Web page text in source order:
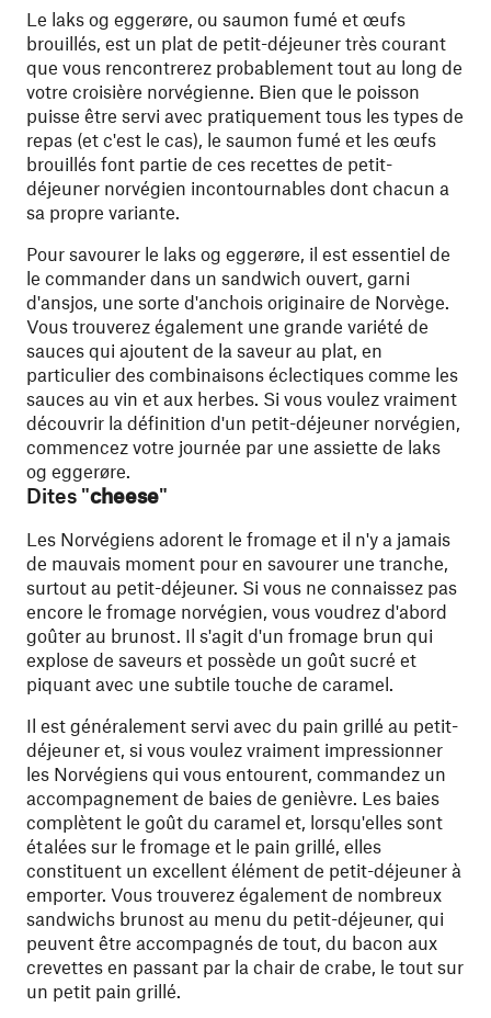
Le laks og eggerøre, ou saumon fumé et œufs
brouillés, est un plat de petit-déjeuner très courant
que vous rencontrerez probablement tout au long de
votre croisière norvégienne. Bien que le poisson
puisse être servi avec pratiquement tous les types de
repas (et c'est le cas), le saumon fumé et les œufs
brouillés font partie de ces recettes de petit-
déjeuner norvégien incontournables dont chacun a
sa propre variante.
Pour savourer le laks og eggerøre, il est essentiel de
le commander dans un sandwich ouvert, garni
d'ansjos, une sorte d'anchois originaire de Norvège.
Vous trouverez également une grande variété de
sauces qui ajoutent de la saveur au plat, en
particulier des combinaisons éclectiques comme les
sauces au vin et aux herbes. Si vous voulez vraiment
découvrir la définition d'un petit-déjeuner norvégien,
commencez votre journée par une assiette de laks
og eggerøre.
Dites "cheese"
Les Norvégiens adorent le fromage et il n'y a jamais
de mauvais moment pour en savourer une tranche,
surtout au petit-déjeuner. Si vous ne connaissez pas
encore le fromage norvégien, vous voudrez d'abord
goûter au brunost. Il s'agit d'un fromage brun qui
explose de saveurs et possède un goût sucré et
piquant avec une subtile touche de caramel.
Il est généralement servi avec du pain grillé au petit-
déjeuner et, si vous voulez vraiment impressionner
les Norvégiens qui vous entourent, commandez un
accompagnement de baies de genièvre. Les baies
complètent le goût du caramel et, lorsqu'elles sont
étalées sur le fromage et le pain grillé, elles
constituent un excellent élément de petit-déjeuner à
emporter. Vous trouverez également de nombreux
sandwichs brunost au menu du petit-déjeuner, qui
peuvent être accompagnés de tout, du bacon aux
crevettes en passant par la chair de crabe, le tout sur
un petit pain grillé.